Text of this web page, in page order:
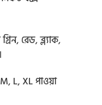
রেড, ব্ল্যাক,
L, XL পাওয়া